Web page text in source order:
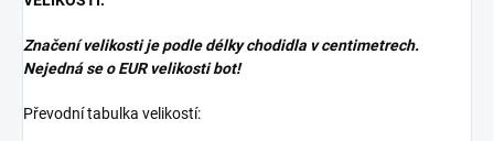
Značení velikosti je podle délky chodidla v centimetrech.
Nejedná se o EUR velikosti bot!
Převodní tabulka velikostí: